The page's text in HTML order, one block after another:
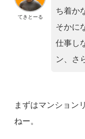
てきとーる
ち着か
そかに
仕事し
ン、さ
まずはマンション
ねー。